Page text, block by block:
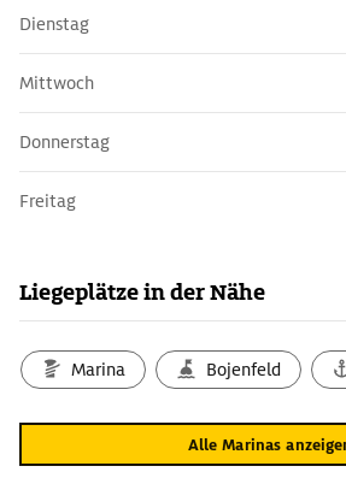
Dienstag
Mittwoch
Donnerstag
Freitag
Liegeplätze in der Nähe
Marina Bojenfeld
Alle Marinas